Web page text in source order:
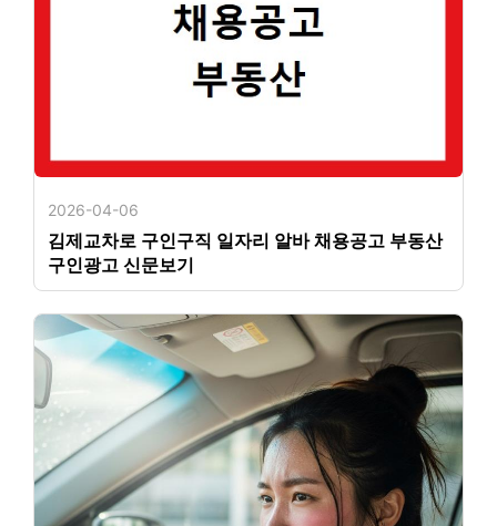
2026-04-06
김제교차로 구인구직 일자리 알바 채용공고 부동산
구인광고 신문보기